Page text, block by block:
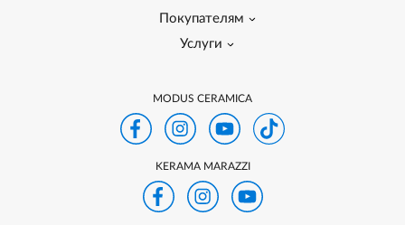
Покупателям
Услуги
MODUS CERAMICA
KERAMA MARAZZI